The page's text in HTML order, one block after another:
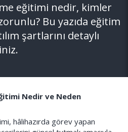
eğitimi nedir, kimler
Bu yazıda eğitim
şartlarını detaylı
Nedir ve Neden
hâlihazırda görev yapan